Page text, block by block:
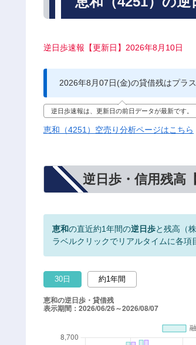
逆日歩速報【更新日】2026年8月10日
2026年8月07日(金)の貸借残はプラス
逆日歩速報は、更新日の前日データが最新です。
恵和（4251）空売り分析ページはこちら
逆日歩・信用残高
恵和の直近約1年間の逆日歩と残高（
ラベルクリックでリアルタイムに各
30日 約1年間